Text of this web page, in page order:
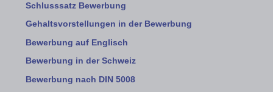
Schlusssatz Bewerbung
Gehaltsvorstellungen in der Bewerbung
Bewerbung auf Englisch
Bewerbung in der Schweiz
Bewerbung nach DIN 5008